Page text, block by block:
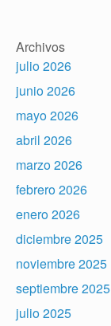
Archivos
julio 2026
junio 2026
mayo 2026
abril 2026
marzo 2026
febrero 2026
enero 2026
diciembre 2025
noviembre 2025
septiembre 2025
julio 2025